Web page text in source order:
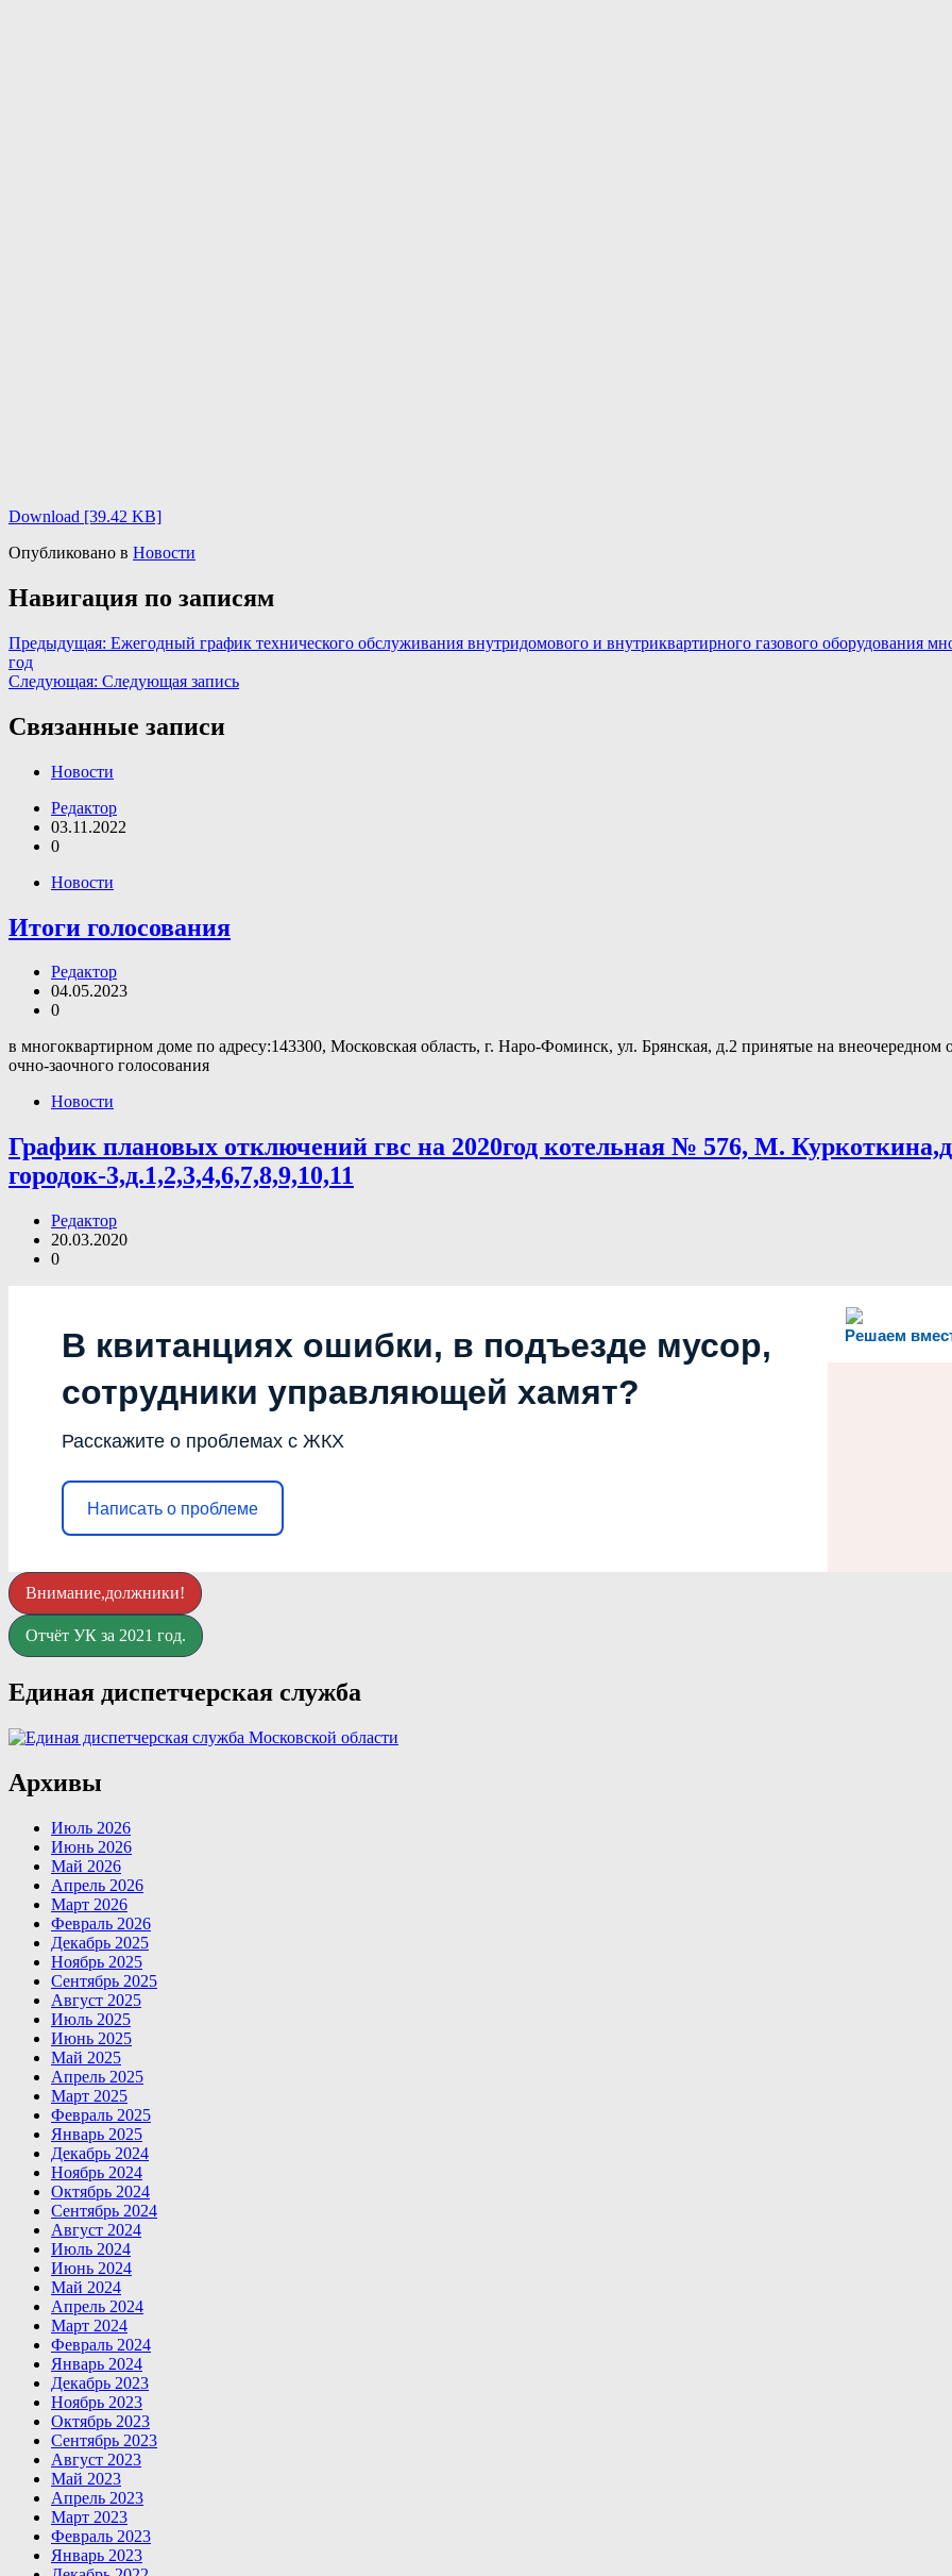
Download [39.42 KB]
Опубликовано в Новости
Навигация по записям
Предыдущая: Ежегодный график технического обслуживания внутридомового и внутриквартирного газового оборудования
год
Следующая: Следующая запись
Связанные записи
Новости
Редактор
03.11.2022
0
Новости
Итоги голосования
Редактор
04.05.2023
0
в многоквартирном доме по адресу:143300, Московская область, г. Наро-Фоминск, ул. Брянская, д.2 принятые на
очно-заочного голосования
Новости
График плановых отключений гвс на 2020год котельная № 576, М.
городок-3,д.1,2,3,4,6,7,8,9,10,11
Редактор
20.03.2020
0
Решаем
В квитанциях ошибки, в подъезде мусор,
сотрудники управляющей хамят?
Расскажите о проблемах с ЖКХ
Написать о проблеме
Внимание,должники!
Отчёт УК за 2021 год.
Единая диспетчерская служба
Архивы
Июль 2026
Июнь 2026
Май 2026
Апрель 2026
Март 2026
Февраль 2026
Декабрь 2025
Ноябрь 2025
Сентябрь 2025
Август 2025
Июль 2025
Июнь 2025
Май 2025
Апрель 2025
Март 2025
Февраль 2025
Январь 2025
Декабрь 2024
Ноябрь 2024
Октябрь 2024
Сентябрь 2024
Август 2024
Июль 2024
Июнь 2024
Май 2024
Апрель 2024
Март 2024
Февраль 2024
Январь 2024
Декабрь 2023
Ноябрь 2023
Октябрь 2023
Сентябрь 2023
Август 2023
Май 2023
Апрель 2023
Март 2023
Февраль 2023
Январь 2023